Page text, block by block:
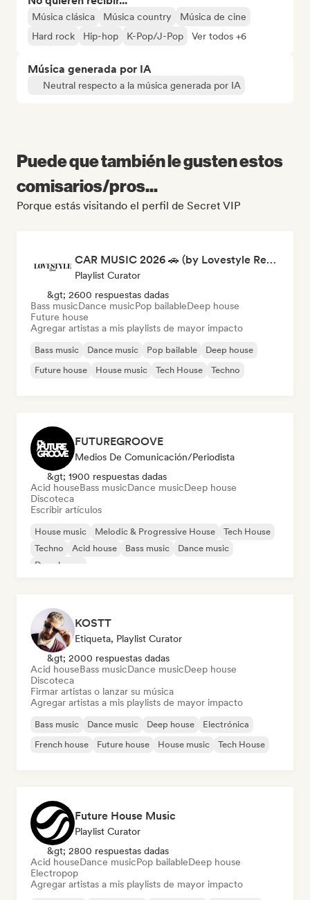
Música clásica Música country
Música de cine
Hard rock
Hip-hop K-Pop/J-Pop Ver todos +6
Música generada por IA
Neutral respecto a la música generada por IA
Puede que también le gusten estos
comisarios/pros...
Porque estás visitando el perfil de Secret VIP
CAR MUSIC 2026 🚗 (by Lovestyle Records)
Playlist Curator
&gt; 2600 respuestas dadas
Bass musicDance musicPop bailableDeep house
Future house
Agregar artistas a mis playlists de mayor impacto
Bass music Dance music Pop bailable
Deep house
Future house
House music Tech House Techno
FUTUREGROOVE
Medios De Comunicación/Periodista
&gt; 1900 respuestas dadas
Acid houseBass musicDance musicDeep house
Discoteca
Escribir artículos
House music Melodic & Progressive House
Tech House
Techno
Acid house Bass music
Dance music
Deep house
KOSTT
Etiqueta, Playlist Curator
&gt; 2000 respuestas dadas
Acid houseBass musicDance musicDeep house
Discoteca
Firmar artistas o lanzar su música
Agregar artistas a mis playlists de mayor impacto
Bass music Dance music Deep house
Electrónica
French house
Future house House music Tech House
Future House Music
Playlist Curator
&gt; 2800 respuestas dadas
Acid houseDance musicPop bailableDeep house
Electropop
Agregar artistas a mis playlists de mayor impacto